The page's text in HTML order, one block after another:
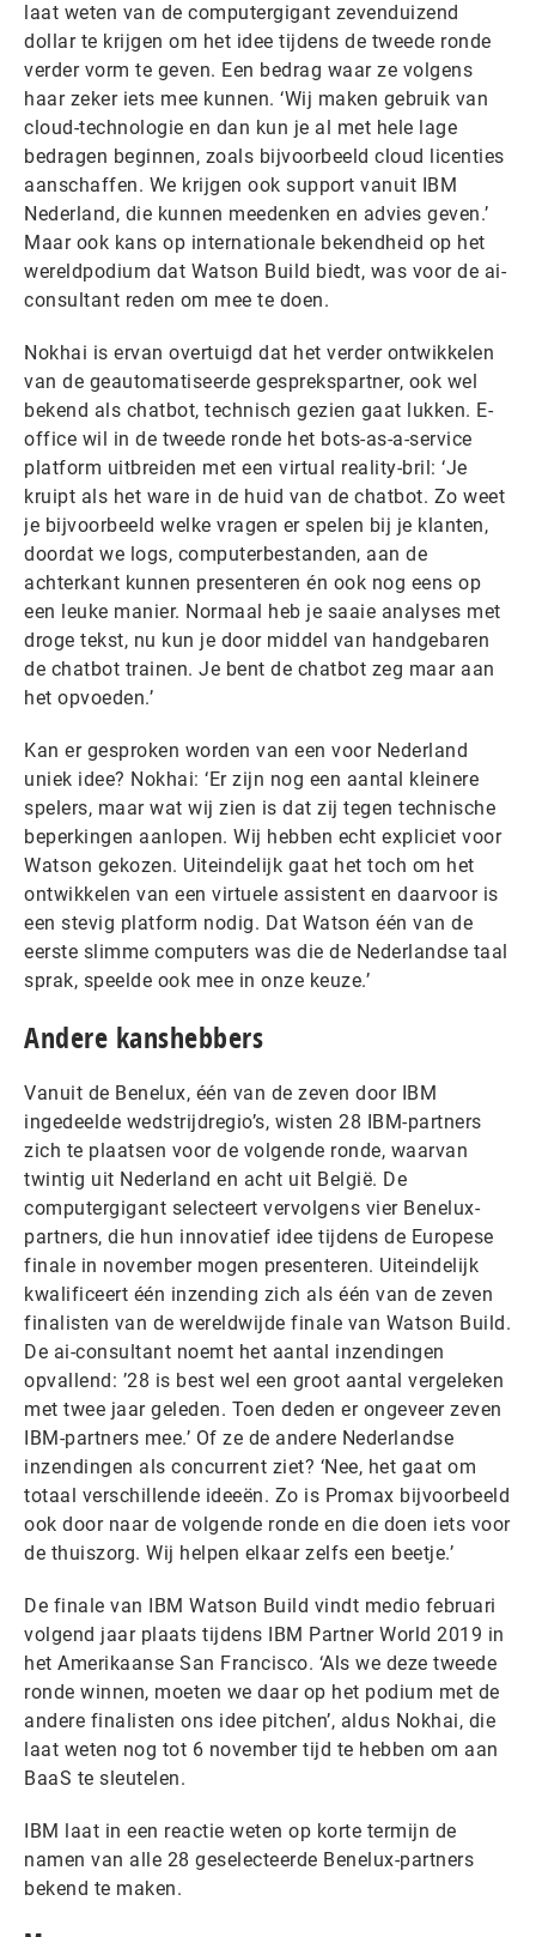
laat weten van de computergigant zevenduizend
dollar te krijgen om het idee tijdens de tweede ronde
verder vorm te geven. Een bedrag waar ze volgens
haar zeker iets mee kunnen. ‘Wij maken gebruik van
cloud-technologie en dan kun je al met hele lage
bedragen beginnen, zoals bijvoorbeeld cloud licenties
aanschaffen. We krijgen ook support vanuit IBM
Nederland, die kunnen meedenken en advies geven.’
Maar ook kans op internationale bekendheid op het
wereldpodium dat Watson Build biedt, was voor de ai-
consultant reden om mee te doen.
Nokhai is ervan overtuigd dat het verder ontwikkelen
van de geautomatiseerde gesprekspartner, ook wel
bekend als chatbot, technisch gezien gaat lukken. E-
office wil in de tweede ronde het bots-as-a-service
platform uitbreiden met een virtual reality-bril: ‘Je
kruipt als het ware in de huid van de chatbot. Zo weet
je bijvoorbeeld welke vragen er spelen bij je klanten,
doordat we logs, computerbestanden, aan de
achterkant kunnen presenteren én ook nog eens op
een leuke manier. Normaal heb je saaie analyses met
droge tekst, nu kun je door middel van handgebaren
de chatbot trainen. Je bent de chatbot zeg maar aan
het opvoeden.’
Kan er gesproken worden van een voor Nederland
uniek idee? Nokhai: ‘Er zijn nog een aantal kleinere
spelers, maar wat wij zien is dat zij tegen technische
beperkingen aanlopen. Wij hebben echt expliciet voor
Watson gekozen. Uiteindelijk gaat het toch om het
ontwikkelen van een virtuele assistent en daarvoor is
een stevig platform nodig. Dat Watson één van de
eerste slimme computers was die de Nederlandse taal
sprak, speelde ook mee in onze keuze.’
Andere kanshebbers
Vanuit de Benelux, één van de zeven door IBM
ingedeelde wedstrijdregio’s, wisten 28 IBM-partners
zich te plaatsen voor de volgende ronde, waarvan
twintig uit Nederland en acht uit België. De
computergigant selecteert vervolgens vier Benelux-
partners, die hun innovatief idee tijdens de Europese
finale in november mogen presenteren. Uiteindelijk
kwalificeert één inzending zich als één van de zeven
finalisten van de wereldwijde finale van Watson Build.
De ai-consultant noemt het aantal inzendingen
opvallend: ’28 is best wel een groot aantal vergeleken
met twee jaar geleden. Toen deden er ongeveer zeven
IBM-partners mee.’ Of ze de andere Nederlandse
inzendingen als concurrent ziet? ‘Nee, het gaat om
totaal verschillende ideeën. Zo is Promax bijvoorbeeld
ook door naar de volgende ronde en die doen iets voor
de thuiszorg. Wij helpen elkaar zelfs een beetje.’
De finale van IBM Watson Build vindt medio februari
volgend jaar plaats tijdens IBM Partner World 2019 in
het Amerikaanse San Francisco. ‘Als we deze tweede
ronde winnen, moeten we daar op het podium met de
andere finalisten ons idee pitchen’, aldus Nokhai, die
laat weten nog tot 6 november tijd te hebben om aan
BaaS te sleutelen.
IBM laat in een reactie weten op korte termijn de
namen van alle 28 geselecteerde Benelux-partners
bekend te maken.